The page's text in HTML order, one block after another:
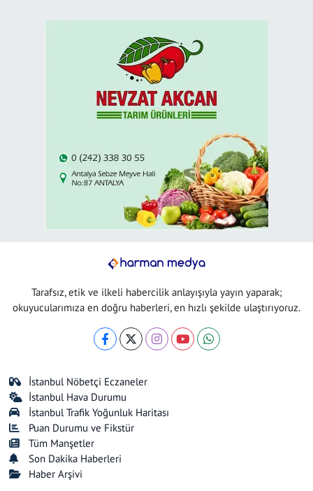
Tarafsız, etik ve ilkeli habercilik anlayışıyla yayın yaparak;
okuyucularımıza en doğru haberleri, en hızlı şekilde ulaştırıyoruz.
İstanbul Nöbetçi Eczaneler
İstanbul Hava Durumu
İstanbul Trafik Yoğunluk Haritası
Puan Durumu ve Fikstür
Tüm Manşetler
Son Dakika Haberleri
Haber Arşivi